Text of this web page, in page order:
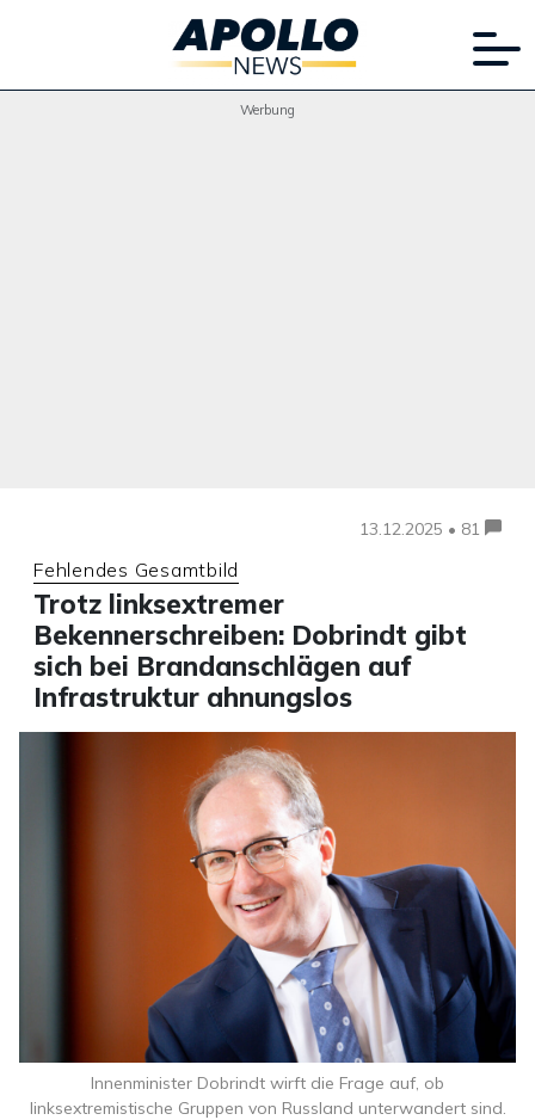
Werbung
13.12.2025 • 81
Fehlendes Gesamtbild
Trotz linksextremer
Bekennerschreiben: Dobrindt gibt
sich bei Brandanschlägen auf
Infrastruktur ahnungslos
Innenminister Dobrindt wirft die Frage auf, ob
linksextremistische Gruppen von Russland unterwandert sind.